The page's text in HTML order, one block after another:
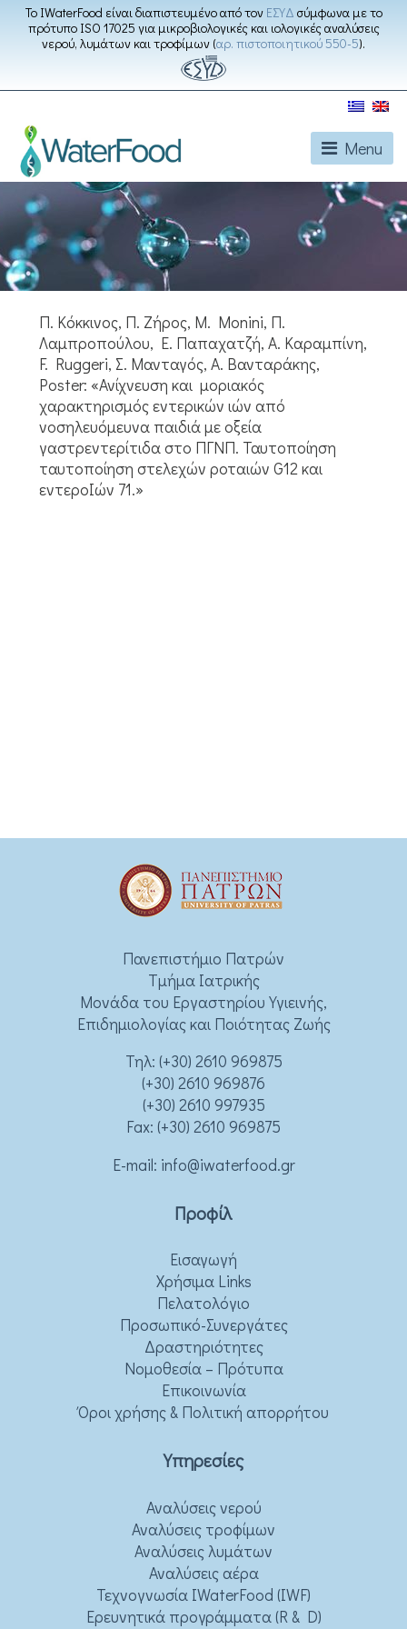
Το IWaterFood είναι διαπιστευμένο από τον ΕΣΥΔ σύμφωνα με το
πρότυπο ISO 17025 για μικροβιολογικές και ιολογικές αναλύσεις
νερού, λυμάτων και τροφίμων (αρ. πιστοποιητικού 550-5).
Menu
Π. Κόκκινος, Π. Ζήρος, M. Monini, Π.
Λαμπροπούλου, Ε. Παπαχατζή, Α. Καραμπίνη,
F. Ruggeri, Σ. Μανταγός, Α. Βανταράκης,
Poster: «Ανίχνευση και μοριακός
χαρακτηρισμός εντερικών ιών από
νοσηλευόμευνα παιδιά με οξεία
γαστρεντερίτιδα στο ΠΓΝΠ. Ταυτοποίηση
ταυτοποίηση στελεχών ροταιών G12 και
εντεροΙών 71.»
Πανεπιστήμιο Πατρών
Τμήμα Ιατρικής
Μονάδα του Εργαστηρίου Υγιεινής,
Επιδημιολογίας και Ποιότητας Ζωής
Τηλ: (+30) 2610 969875
(+30) 2610 969876
(+30) 2610 997935
Fax: (+30) 2610 969875
Ε-mail: info@iwaterfood.gr
Προφίλ
Εισαγωγή
Χρήσιμα Links
Πελατολόγιο
Προσωπικό-Συνεργάτες
Δραστηριότητες
Νομοθεσία – Πρότυπα
Επικοινωνία
Όροι χρήσης & Πολιτική απορρήτου
Υπηρεσίες
Αναλύσεις νερού
Αναλύσεις τροφίμων
Αναλύσεις λυμάτων
Αναλύσεις αέρα
Τεχνογνωσία IWaterFood (IWF)
Ερευνητικά προγράμματα (R & D)